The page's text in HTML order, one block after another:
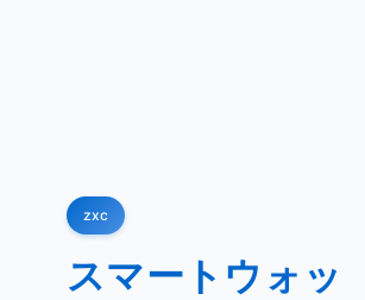
zxc
スマートウォッ